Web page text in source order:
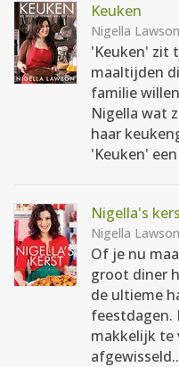
Keuken
Nigella Lawson
'Keuken' zit
maaltijden
familie
Nigella wat
haar
'Keuken'
Nigella's
Nigella Lawson
Of je nu
groot diner
de ultieme
feestdagen.
makkelijk te